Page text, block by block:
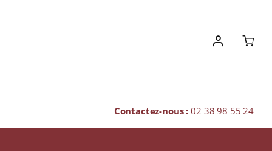
Contactez-nous :02 38 98 55 24